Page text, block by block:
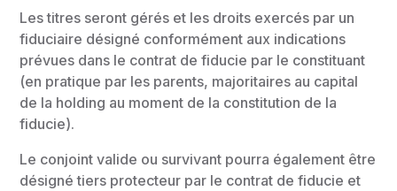
Les titres seront gérés et les droits exercés par un
fiduciaire désigné conformément aux indications
prévues dans le contrat de fiducie par le constituant
(en pratique par les parents, majoritaires au capital
de la holding au moment de la constitution de la
fiducie).
Le conjoint valide ou survivant pourra également être
désigné tiers protecteur par le contrat de fiducie et